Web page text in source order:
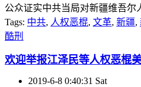
公众证实中共当局对新疆维吾尔
Tags: 中共, 人权恶棍, 文革, 新疆,
酷刑
欢迎举报江泽民等人权恶棍
2019-6-8 0:40:31 Sat